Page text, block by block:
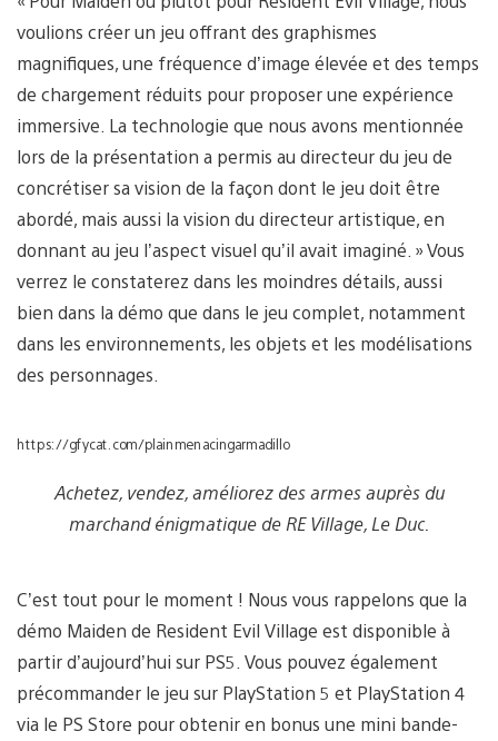
voulions créer un jeu offrant des graphismes
magnifiques, une fréquence d’image élevée et des temps
de chargement réduits pour proposer une expérience
immersive. La technologie que nous avons mentionnée
lors de la présentation a permis au directeur du jeu de
concrétiser sa vision de la façon dont le jeu doit être
abordé, mais aussi la vision du directeur artistique, en
donnant au jeu l’aspect visuel qu’il avait imaginé. » Vous
verrez le constaterez dans les moindres détails, aussi
bien dans la démo que dans le jeu complet, notamment
dans les environnements, les objets et les modélisations
des personnages.
https://gfycat.com/plainmenacingarmadillo
Achetez, vendez, améliorez des armes auprès du
marchand énigmatique de RE Village, Le Duc.
C’est tout pour le moment ! Nous vous rappelons que la
démo Maiden de Resident Evil Village est disponible à
partir d’aujourd’hui sur PS5. Vous pouvez également
précommander le jeu sur PlayStation 5 et PlayStation 4
via le PS Store pour obtenir en bonus une mini bande-